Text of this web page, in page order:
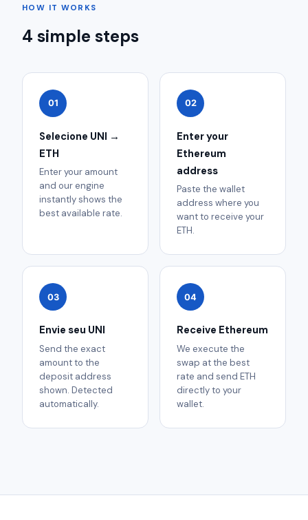
HOW IT WORKS
4 simple steps
01
Selecione UNI →
ETH
Enter your amount
and our engine
instantly shows the
best available rate.
02
Enter your
Ethereum
address
Paste the wallet
address where you
want to receive your
ETH.
03
Envie seu UNI
Send the exact
amount to the
deposit address
shown. Detected
automatically.
04
Receive Ethereum
We execute the
swap at the best
rate and send ETH
directly to your
wallet.